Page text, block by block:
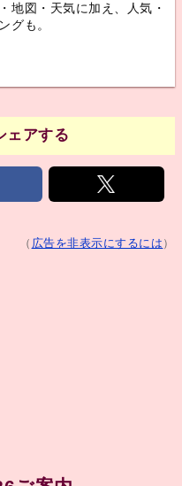
地図・天気に加え、人気・
グも。
ェアする
（ 広告を非表示にするには ）